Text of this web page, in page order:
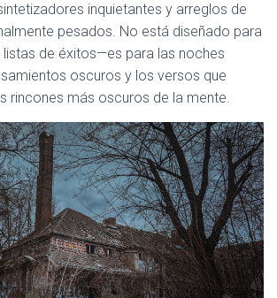
N
inquietantes y arreglos de
pesados. No está diseñado para
listas de éxitos—es para las noches
oscuros y los versos que
rincones más oscuros de la mente.